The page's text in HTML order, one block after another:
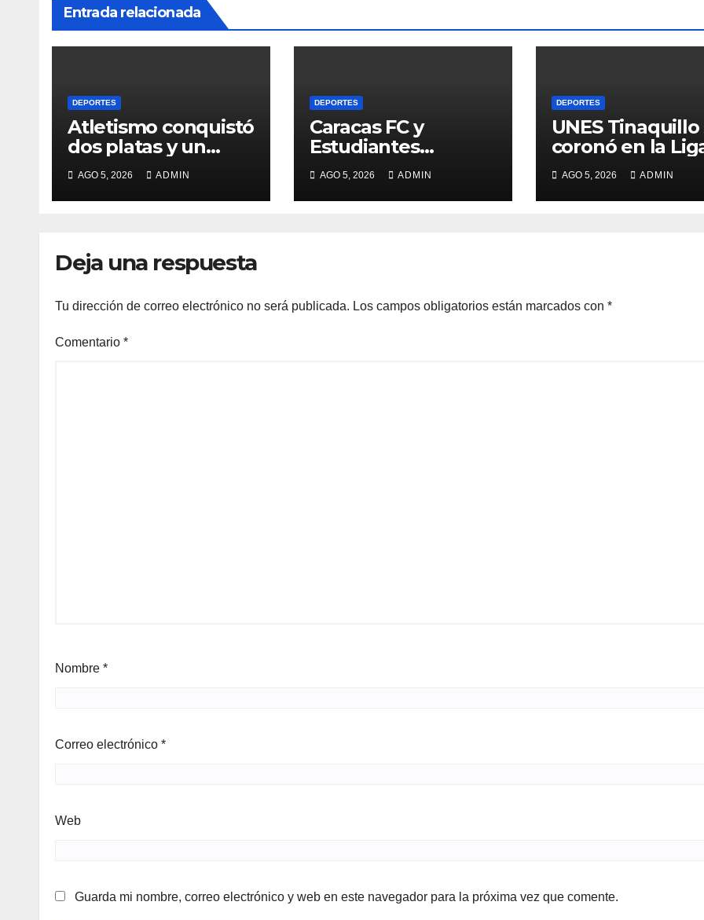
Entrada relacionada
DEPORTES
Atletismo conquistó
dos platas y un
bronce
AGO 5, 2026 ADMIN
DEPORTES
Caracas FC y
Estudiantes
firmaron las tablas
AGO 5, 2026 ADMIN
DEPORTES
UNES Tinaquillo
coronó en la
Deportiva
Universitaria 2026
AGO 5, 2026 ADMIN
Deja una respuesta
Tu dirección de correo electrónico no será publicada. Los campos obligatorios están marcados con *
Comentario *
Nombre *
Correo electrónico *
Web
Guarda mi nombre, correo electrónico y web en este navegador para la próxima vez que comente.